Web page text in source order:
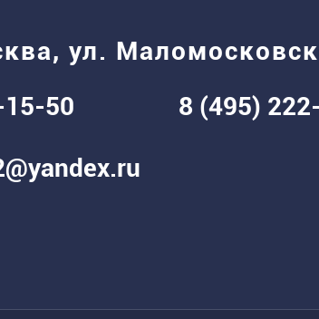
ул.
50 8 (495)